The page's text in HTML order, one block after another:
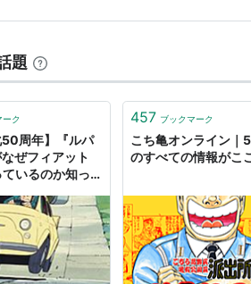
題
ーク
50周年】『ルパ
ぜフィアット
いるのか知っ
故大塚康生さん
(エンジ
時計、ファッシ
ライフスタイルメ
457 ブックマーク
こち亀オンライン｜
のすべての情報がこ